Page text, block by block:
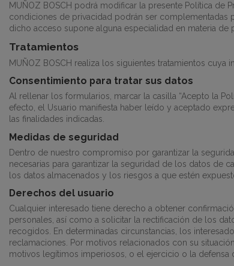
MUÑOZ BOSCH podrá modificar la presente Política de
condiciones de privacidad podrán ser complementadas
dicho acceso supone alguna especialidad en materia de
Tratamientos
MUÑOZ BOSCH realiza los siguientes tratamientos cuya
Consentimiento para tratar sus datos
Al rellenar los formularios, marcar la casilla “Acepto la
efecto, el Usuario manifiesta haber leído y aceptado
las finalidades indicadas.
Medidas de seguridad
Dentro de nuestro compromiso por garantizar la
necesarias para garantizar la seguridad de los datos de
los datos almacenados y los riesgos a que estén
Derechos del usuario
Cualquier interesado tiene derecho a obtener
personales, así como a solicitar la rectificación de los
recogidos. En determinadas circunstancias, los
reclamaciones. Por motivos relacionados con su
motivos legítimos imperiosos, o el ejercicio o la defensa